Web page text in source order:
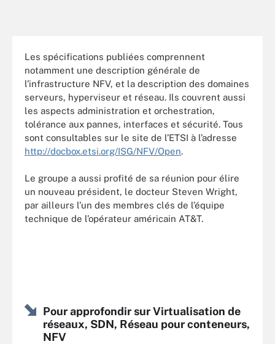
Les spécifications publiées comprennent
notamment une description générale de
l’infrastructure NFV, et la description des domaines
serveurs, hyperviseur et réseau. Ils couvrent aussi
les aspects administration et orchestration,
tolérance aux pannes, interfaces et sécurité. Tous
sont consultables sur le site de l’ETSI à l’adresse
http://docbox.etsi.org/ISG/NFV/Open.
Le groupe a aussi profité de sa réunion pour élire
un nouveau président, le docteur Steven Wright,
par ailleurs l’un des membres clés de l’équipe
technique de l’opérateur américain AT&T.
Pour approfondir sur Virtualisation de
réseaux, SDN, Réseau pour conteneurs,
NFV